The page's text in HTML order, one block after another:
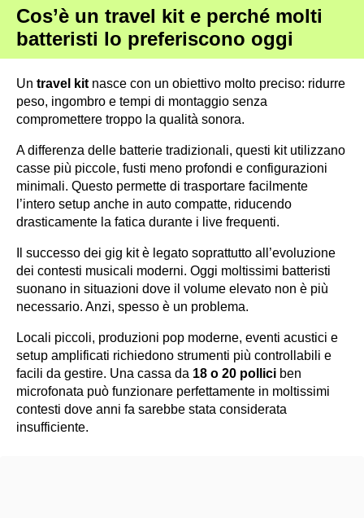
Cos’è un travel kit e perché molti
batteristi lo preferiscono oggi
Un travel kit nasce con un obiettivo molto preciso: ridurre
peso, ingombro e tempi di montaggio senza
compromettere troppo la qualità sonora.
A differenza delle batterie tradizionali, questi kit utilizzano
casse più piccole, fusti meno profondi e configurazioni
minimali. Questo permette di trasportare facilmente
l’intero setup anche in auto compatte, riducendo
drasticamente la fatica durante i live frequenti.
Il successo dei gig kit è legato soprattutto all’evoluzione
dei contesti musicali moderni. Oggi moltissimi batteristi
suonano in situazioni dove il volume elevato non è più
necessario. Anzi, spesso è un problema.
Locali piccoli, produzioni pop moderne, eventi acustici e
setup amplificati richiedono strumenti più controllabili e
facili da gestire. Una cassa da 18 o 20 pollici ben
microfonata può funzionare perfettamente in moltissimi
contesti dove anni fa sarebbe stata considerata
insufficiente.